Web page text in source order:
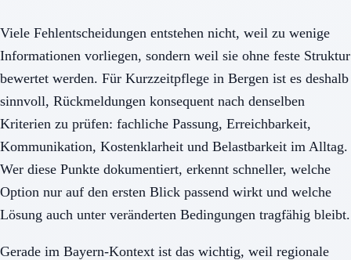
Viele Fehlentscheidungen entstehen nicht, weil zu wenige
Informationen vorliegen, sondern weil sie ohne feste Struktur
bewertet werden. Für Kurzzeitpflege in Bergen ist es deshalb
sinnvoll, Rückmeldungen konsequent nach denselben
Kriterien zu prüfen: fachliche Passung, Erreichbarkeit,
Kommunikation, Kostenklarheit und Belastbarkeit im Alltag.
Wer diese Punkte dokumentiert, erkennt schneller, welche
Option nur auf den ersten Blick passend wirkt und welche
Lösung auch unter veränderten Bedingungen tragfähig bleibt.
Gerade im Bayern-Kontext ist das wichtig, weil regionale